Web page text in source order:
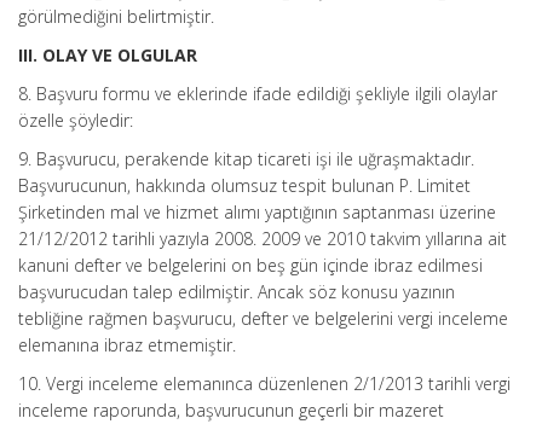
görülmediğini belirtmiştir.
III. OLAY VE OLGULAR
8. Başvuru formu ve eklerinde ifade edildiği şekliyle ilgili olaylar
özelle şöyledir:
9. Başvurucu, perakende kitap ticareti işi ile uğraşmaktadır.
Başvurucunun, hakkında olumsuz tespit bulunan P. Limitet
Şirketinden mal ve hizmet alımı yaptığının saptanması üzerine
21/12/2012 tarihli yazıyla 2008. 2009 ve 2010 takvim yıllarına ait
kanuni defter ve belgelerini on beş gün içinde ibraz edilmesi
başvurucudan talep edilmiştir. Ancak söz konusu yazının
tebliğine rağmen başvurucu, defter ve belgelerini vergi inceleme
elemanına ibraz etmemiştir.
10. Vergi inceleme elemanınca düzenlenen 2/1/2013 tarihli vergi
inceleme raporunda, başvurucunun geçerli bir mazeret